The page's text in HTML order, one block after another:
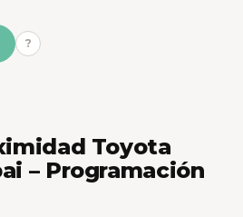
?
Toyota
– Programación